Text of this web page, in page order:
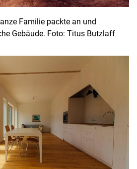
Familie packte an und
Gebäude. Foto: Titus Butzlaff